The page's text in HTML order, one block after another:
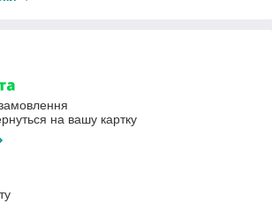
на вашу картку